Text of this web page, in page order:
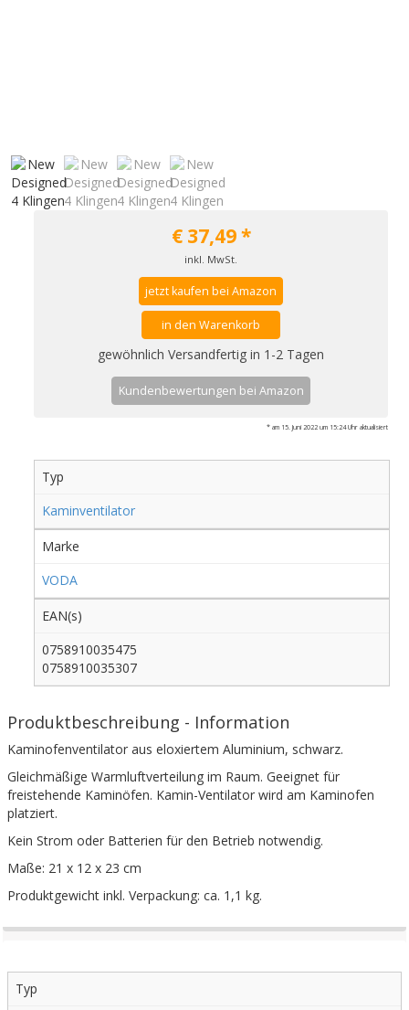
€37,49*
inkl. MwSt.
jetzt kaufen bei Amazon
in den Warenkorb
gewöhnlich Versandfertig in 1-2 Tagen
Kundenbewertungen bei Amazon
* am 15. Juni 2022 um 15:24 Uhr aktualisiert
Typ
Kaminventilator
Marke
VODA
EAN(s)
0758910035475
0758910035307
Produktbeschreibung - Information
Kaminofenventilator aus eloxiertem Aluminium, schwarz.
Gleichmäßige Warmluftverteilung im Raum. Geeignet für
freistehende Kaminöfen. Kamin-Ventilator wird am Kaminofen
platziert.
Kein Strom oder Batterien für den Betrieb notwendig.
Maße: 21 x 12 x 23 cm
Produktgewicht inkl. Verpackung: ca. 1,1 kg.
Typ